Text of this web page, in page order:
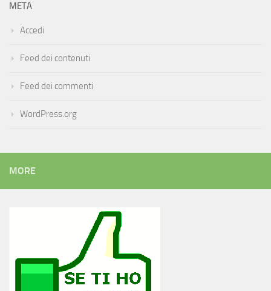
META
Accedi
Feed dei contenuti
Feed dei commenti
WordPress.org
MORE